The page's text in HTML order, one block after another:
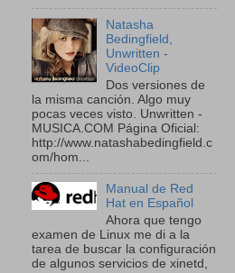
Natasha
Bedingfield,
Unwritten -
VideoClip
Dos versiones de
la misma canción. Algo muy
pocas veces visto. Unwritten -
MUSICA.COM Página Oficial:
http://www.natashabedingfield.c
om/hom...
Manual de Red
Hat en Español
Ahora que tengo
examen de Linux me di a la
tarea de buscar la configuración
de algunos servicios de xinetd,